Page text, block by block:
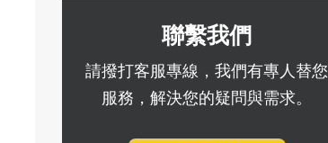
聯繫我們
請撥打客服專線，我們有專人替您
服務，解決您的疑問與需求。